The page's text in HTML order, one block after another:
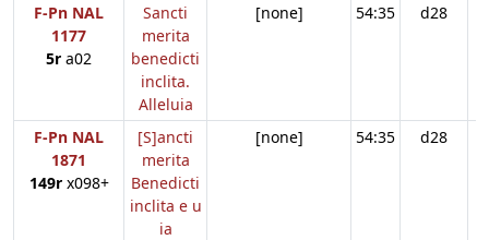
F-Pn NAL
1177
5r a02
Sancti
merita
benedicti
inclita.
Alleluia
[none] 54:35 d28
F-Pn NAL
1871
149rx098+
[S]ancti
merita
Benedicti
inclita e u
ia
[none] 54:35 d28